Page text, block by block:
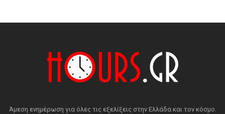
Άμεση ενημέρωση για όλες τις εξελίξεις στην Ελλάδα και τον κόσμο.